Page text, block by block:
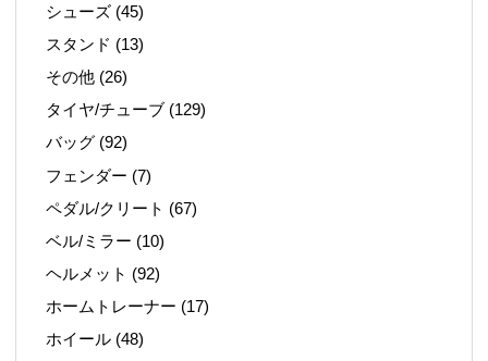
シューズ (45)
スタンド (13)
その他 (26)
タイヤ/チューブ (129)
バッグ (92)
フェンダー (7)
ペダル/クリート (67)
ベル/ミラー (10)
ヘルメット (92)
ホームトレーナー (17)
ホイール (48)